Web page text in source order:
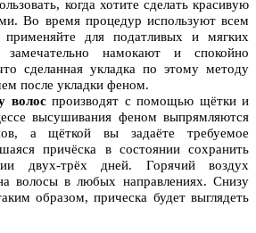
когда хотите сделать красивую
Во время процедур используют всем
для податливых и мягких
намокают и спокойно
сделанная укладка по этому методу
после укладки феном.
волоспроизводят с помощью щётки и
высушивания феном выпрямляются
а щёткой вы задаёте требуемое
причёска в состоянии сохранить
двух-трёх дней. Горячий воздух
волосы в любых направлениях. Снизу
образом, прическа будет выглядеть